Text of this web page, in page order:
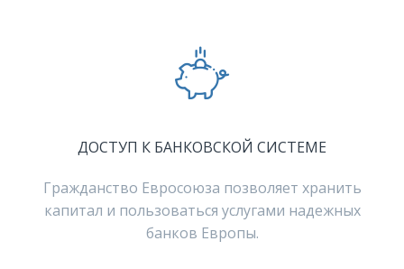
ДОСТУП К БАНКОВСКОЙ СИСТЕМЕ
Гражданство Евросоюза позволяет хранить
капитал и пользоваться услугами надежных
банков Европы.